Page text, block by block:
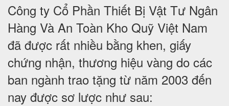
Công ty Cổ Phần Thiết Bị Vật Tư Ngân
Hàng Và An Toàn Kho Quỹ Việt Nam
đã được rất nhiều bằng khen, giấy
chứng nhận, thương hiệu vàng do các
ban ngành trao tặng từ năm 2003 đến
nay được sơ lược như sau: